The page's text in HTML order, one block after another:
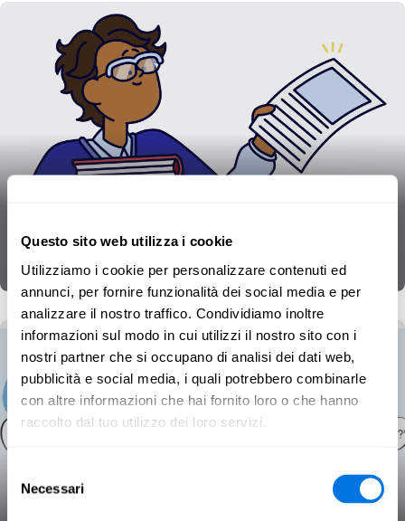
Questo sito web utilizza i cookie
Utilizziamo i cookie per personalizzare contenuti ed
annunci, per fornire funzionalità dei social media e per
analizzare il nostro traffico. Condividiamo inoltre
informazioni sul modo in cui utilizzi il nostro sito con i
nostri partner che si occupano di analisi dei dati web,
pubblicità e social media, i quali potrebbero combinarle
con altre informazioni che hai fornito loro o che hanno
raccolto dal tuo utilizzo dei loro servizi.
delNecessari
Weaponising information: the